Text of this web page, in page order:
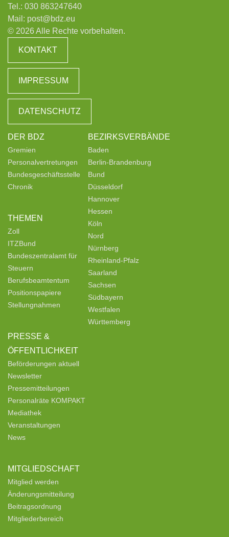
Tel.: 030 863247640
Mail: post@bdz.eu
© 2026 Alle Rechte vorbehalten.
KONTAKT
IMPRESSUM
DATENSCHUTZ
DER BDZ
Gremien
Personalvertretungen
Bundesgeschäftsstelle
Chronik
THEMEN
Zoll
ITZBund
Bundeszentralamt für
Steuern
Berufsbeamtentum
Positionspapiere
Stellungnahmen
PRESSE &
ÖFFENTLICHKEIT
Beförderungen aktuell
Newsletter
Pressemitteilungen
Personalräte KOMPAKT
Mediathek
Veranstaltungen
News
MITGLIEDSCHAFT
Mitglied werden
Änderungsmitteilung
Beitragsordnung
Mitgliederbereich
BEZIRKSVERBÄNDE
Baden
Berlin-Brandenburg
Bund
Düsseldorf
Hannover
Hessen
Köln
Nord
Nürnberg
Rheinland-Pfalz
Saarland
Sachsen
Südbayern
Westfalen
Württemberg